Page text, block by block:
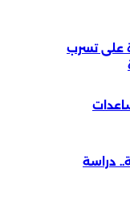
على تسرب
دراسة